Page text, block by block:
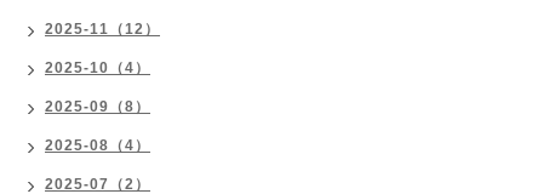
2025-11（12）
2025-10（4）
2025-09（8）
2025-08（4）
2025-07（2）